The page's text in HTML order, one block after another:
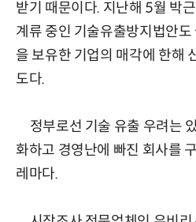
받기 때문이다. 지난해 5월 박
계류 중인 기술유출방지법안
을 보유한 기업의 매각에 한해
도다.
정부로선 기술 유출 우려는
화하고 경영난에 빠진 회사를
레마다.